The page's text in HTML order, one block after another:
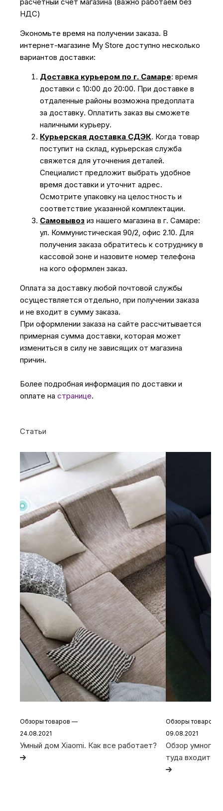
НДС)
Экономьте время на получении заказа. В
интернет-магазине My Store доступно несколько
вариантов доставки:
Доставка курьером по г. Самаре: время
доставки с 10:00 до 20:00. При доставке в
отдаленные районы возможна предоплата
за доставку. Оплатить заказ вы сможете
наличными курьеру.
Курьерская доставка СДЭК. Когда товар
поступит на склад, курьерская служба
свяжется для уточнения деталей.
Специалист предложит выбрать удобное
время доставки и уточнит адрес.
Осмотрите упаковку на целостность и
соответствие указанной комплектации.
Самовывоз из нашего магазина в г. Самаре:
ул. Коммунистическая 90/2, офис 2.10. Для
получения заказа обратитесь к сотруднику в
кассовой зоне и назовите номер телефона
на кого оформлен заказ.
Оплата за доставку любой почтовой службы
осуществляется отдельно, при получении заказа
и не входит в сумму заказа.
При оформлении заказа на сайте рассчитывается
примерная сумма доставки, которая может
измениться в силу не зависящих от магазина
причин.
Более подробная информация по доставки и
оплате на странице.
Статьи
Обзоры товаров —
24.08.2021
Умный дом Xiaomi. Как все работает?
Обзоры товаров
09.08.2021
Обзор умного
туда входит